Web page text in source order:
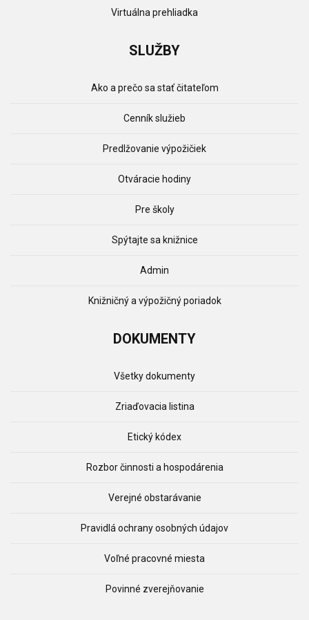
Virtuálna prehliadka
SLUŽBY
Ako a prečo sa stať čitateľom
Cenník služieb
Predlžovanie výpožičiek
Otváracie hodiny
Pre školy
Spýtajte sa knižnice
Admin
Knižničný a výpožičný poriadok
DOKUMENTY
Všetky dokumenty
Zriaďovacia listina
Etický kódex
Rozbor činnosti a hospodárenia
Verejné obstarávanie
Pravidlá ochrany osobných údajov
Voľné pracovné miesta
Povinné zverejňovanie